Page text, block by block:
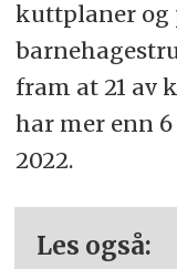
kuttplaner
fram at 21 av
har mer enn
2022.
Les også: